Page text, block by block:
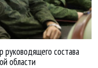
руководящего состава
области